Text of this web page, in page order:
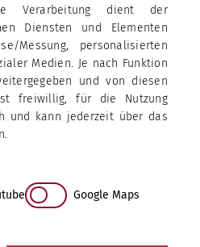
Verarbeitung dient der
Diensten und Elementen
Messung, personalisierten
Medien. Je nach Funktion
und von diesen
freiwillig, für die Nutzung
und kann jederzeit über das
Google Maps